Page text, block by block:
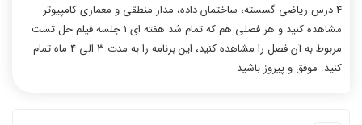
4 درس ریاضی گسسته، ساختمان داده، مدار منطقی و معماری کامپیوتر
مشاهده کنید و هر فصلی هم که تمام شد هفته ای 1 جلسه فیلم حل تست
مربوط به آن فصل را مشاهده کنید، این برنامه را به مدت 3 الی 4 ماه تمام
کنید. موفق و پیروز باشید